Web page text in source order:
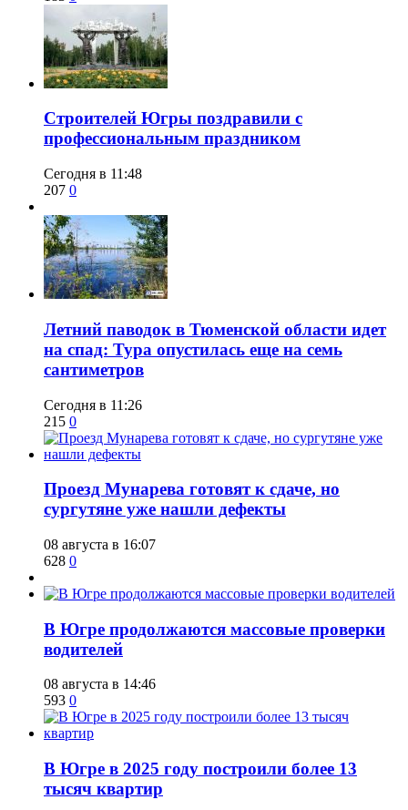
​Строителей Югры поздравили с
профессиональным праздником
Сегодня в 11:48
207 0
​Летний паводок в Тюменской области идет
на спад: Тура опустилась еще на семь
сантиметров
Сегодня в 11:26
215 0
​Проезд Мунарева готовят к сдаче, но
сургутяне уже нашли дефекты
08 августа в 16:07
628 0
​В Югре продолжаются массовые проверки
водителей
08 августа в 14:46
593 0
​В Югре в 2025 году построили более 13
тысяч квартир